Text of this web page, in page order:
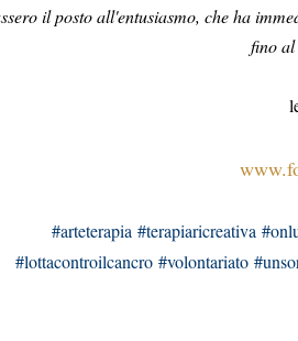
il posto all'entusiasmo, che ha
fino
#arteterapia #terapiaricreativa
#lottacontroilcancro #volontariato